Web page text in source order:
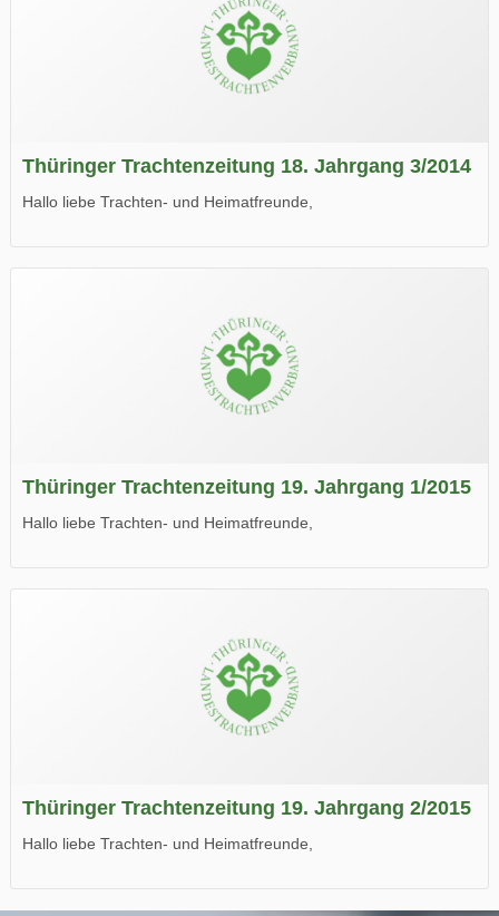
Thüringer Trachtenzeitung 18. Jahrgang 3/2014
Hallo liebe Trachten- und Heimatfreunde,
Wir wünschen Euch viel Spaß beim Lesen.
Thüringer Trachtenzeitung 19. Jahrgang 1/2015
Hallo liebe Trachten- und Heimatfreunde,
Wir wünschen Euch viel Spaß beim Lesen.
Thüringer Trachtenzeitung 19. Jahrgang 2/2015
Hallo liebe Trachten- und Heimatfreunde,
Wir wünschen Euch viel Spaß beim Lesen.